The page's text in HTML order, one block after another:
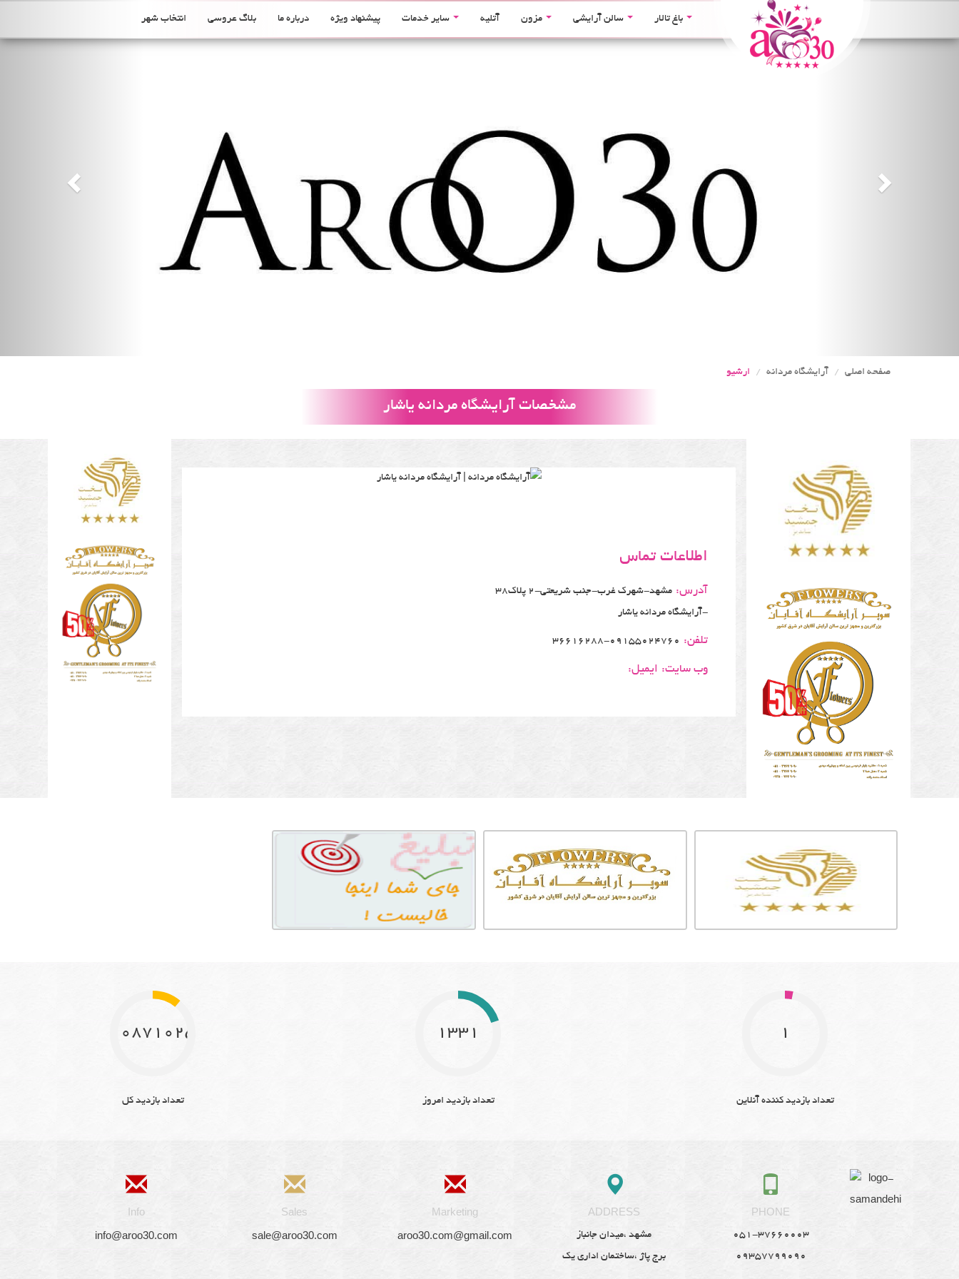
باغ تالار سالن آرایشی مزون آتلیه سایر خدمات پیشنهاد ویژه درباره ما بلاگ عروسی انتخاب شهر
صفحه اصلی آرایشگاه مردانه ارشیو
مشخصات آرایشگاه مردانه یاشار
اطلاعات تماس
آدرس:
مشهد-شهرک غرب-جنب شریعتی-2 پلاک38
-آرایشگاه مردانه یاشار
تلفن: 36616288-09155024760
وب سایت: ایمیل:
1
تعداد بازدید کننده آنلاین
1331
تعداد بازدید امروز
10871025
تعداد بازدید کل
Info
info@aroo30.com
Sales
sale@aroo30.com
Marketing
aroo30.com@gmail.com
ADDRESS
مشهد ،میدان جانباز
برج پاژ ،ساختمان اداری یک
PHONE
051-37660003
09357799090